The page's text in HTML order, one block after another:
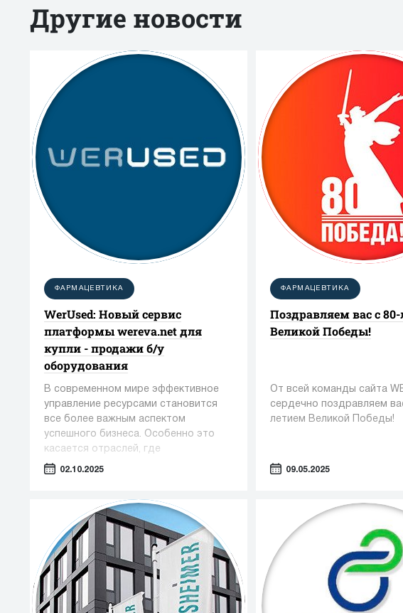
Другие новости
ФАРМАЦЕВТИКА
WerUsed: Новый сервис
платформы wereva.net для
купли - продажи б/у
оборудования
В современном мире эффективное
управление ресурсами становится
все более важным аспектом
успешного бизнеса. Особенно это
касается отраслей, где
оборудование играет ключевую роль
промышленность.
02.10.2025
ФАРМАЦЕВТИКА
Поздравляем вас с
Великой Победы!
От всей команды сайта
сердечно поздравляем
летием Великой Победы!
09.05.2025